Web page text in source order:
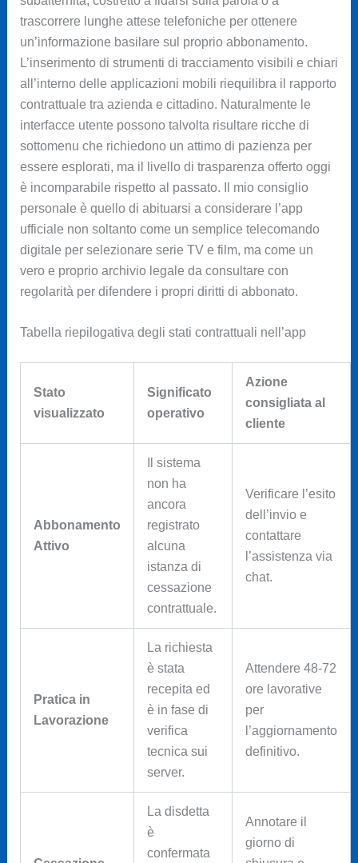
trascorrere lunghe attese telefoniche per ottenere
un’informazione basilare sul proprio abbonamento.
L’inserimento di strumenti di tracciamento visibili e chiari
all’interno delle applicazioni mobili riequilibra il rapporto
contrattuale tra azienda e cittadino. Naturalmente le
interfacce utente possono talvolta risultare ricche di
sottomenu che richiedono un attimo di pazienza per
essere esplorati, ma il livello di trasparenza offerto oggi
è incomparabile rispetto al passato. Il mio consiglio
personale è quello di abituarsi a considerare l’app
ufficiale non soltanto come un semplice telecomando
digitale per selezionare serie TV e film, ma come un
vero e proprio archivio legale da consultare con
regolarità per difendere i propri diritti di abbonato.
Tabella riepilogativa degli stati contrattuali nell’app
Stato
visualizzato
Significato
operativo
Azione
consigliata al
cliente
Abbonamento
Attivo
Il sistema
non ha
ancora
registrato
alcuna
istanza di
cessazione
contrattuale.
Verificare l’esito
dell’invio e
contattare
l’assistenza via
chat.
Pratica in
Lavorazione
La richiesta
è stata
recepita ed
è in fase di
verifica
tecnica sui
server.
Attendere 48-72
ore lavorative
per
l’aggiornamento
definitivo.
La disdetta
è
confermata
Annotare il
giorno di